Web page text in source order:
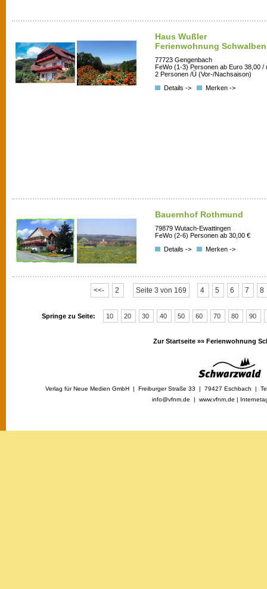
Haus Wußler
Ferienwohnung
77723 Gengenbach
FeWo (1-3) Personen ab Euro 38,00 /
2 Personen /Ü (Vor-/Nachsaison)
Details ->
Merken ->
Bauernhof Rothmund
79879 Wutach-Ewattingen
FeWo (2-6) Personen ab 30,00 €
Details ->
Merken ->
<<- 2 Seite 3 von 169 4 5 6 7 8
Springe zu Seite: 10 20 30 40 50 60 70 80 90
Zur Startseite »» Ferienwohnung
Verlag für Neue Medien GmbH | Freiburger Straße 33 | 79427 Eschbach |
info@vfnm.de | www.vfnm.de |